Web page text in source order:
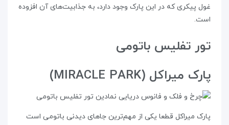
غول پیکری که در این پارک وجود دارد، به جذابیت‌های آن افزوده
است.
تور تفلیس باتومی
پارک میراکل (MIRACLE PARK)
پارک میراکل قطعا یکی از مهم‌ترین جاهای دیدنی باتومی است